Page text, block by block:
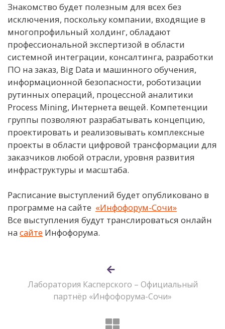
Знакомство будет полезным для всех без
исключения, поскольку компании, входящие в
многопрофильный холдинг, обладают
профессиональной экспертизой в области
системной интеграции, консалтинга, разработки
ПО на заказ, Big Data и машинного обучения,
информационной безопасности, роботизации
рутинных операций, процессной аналитики
Process Mining, Интернета вещей. Компетенции
группы позволяют разрабатывать концепцию,
проектировать и реализовывать комплексные
проекты в области цифровой трансформации для
заказчиков любой отрасли, уровня развития
инфраструктуры и масштаба.
Расписание выступлений будет опубликовано в
программе на сайте «Инфофорум-Сочи»
Все выступления будут транслироваться онлайн
на сайте Инфофорума.
Лаборатория Касперского – Официальный
партнёр «Инфофорума-Сочи»